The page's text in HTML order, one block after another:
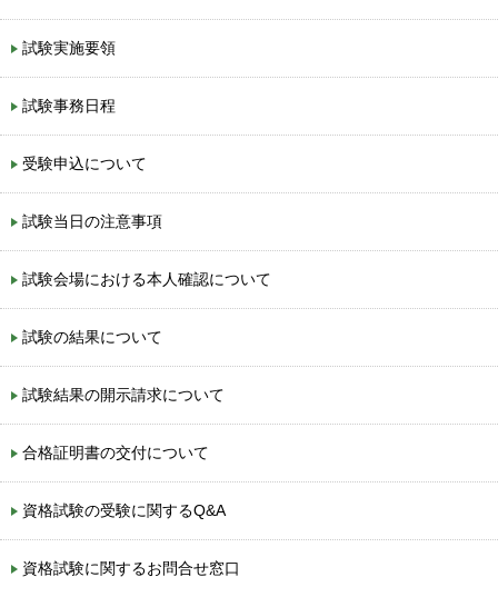
試験実施要領
試験事務日程
受験申込について
試験当日の注意事項
試験会場における本人確認について
試験の結果について
試験結果の開示請求について
合格証明書の交付について
資格試験の受験に関するQ&A
資格試験に関するお問合せ窓口